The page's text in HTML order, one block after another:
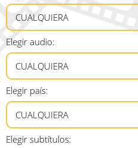
Elegir audio:
Elegir país:
Elegir subtítulos: